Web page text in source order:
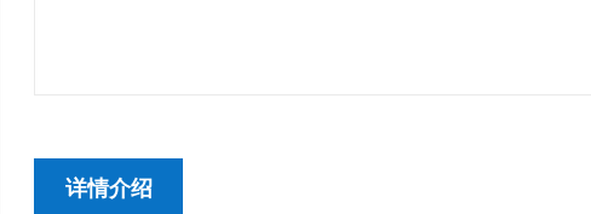
详情介绍